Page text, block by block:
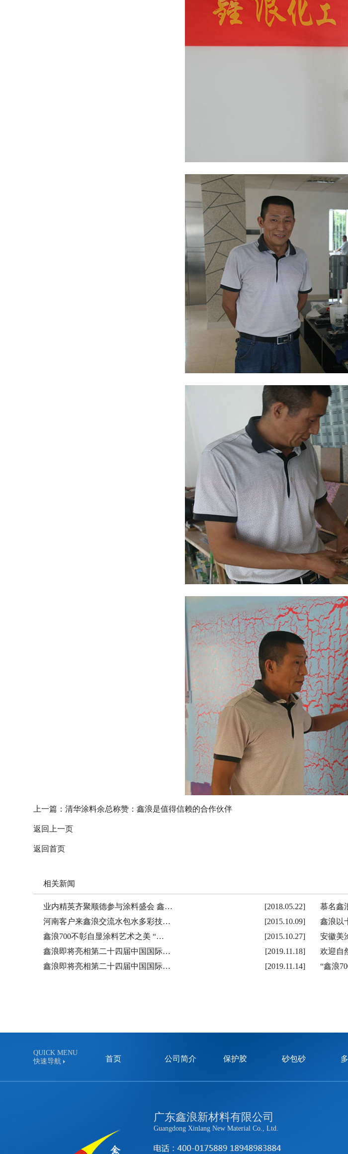
上一篇：清华涂料余总称赞：鑫浪是值得信赖的合作伙伴
返回上一页
返回首页
相关新闻
[2018.05.22]
业内精英齐聚顺德参与涂料盛会 鑫…
慕名鑫
[2015.10.09]
河南客户来鑫浪交流水包水多彩技…
鑫浪以
[2015.10.27]
鑫浪700不彰自显涂料艺术之美 “…
安徽美
[2019.11.18]
鑫浪即将亮相第二十四届中国国际…
欢迎自
[2019.11.14]
鑫浪即将亮相第二十四届中国国际… “鑫浪
QUICK MENU
快速导航
首页 公司简介 保护胶 砂包砂
广东鑫浪新材料有限公司
Guangdong Xinlang New Material Co., Ltd.